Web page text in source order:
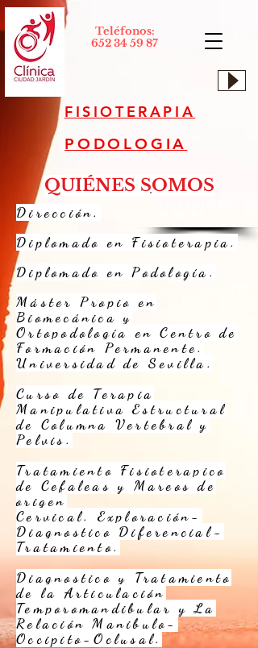
Teléfonos:
652 34 59 87
PODOLOGIA
FISIOTERAPIA
QUIÉNES SOMOS
Dirección.
Diplomado en Fisioterapia.
Diplomado en Podología.
Máster Propio en
Biomecánica y
Ortopodología en Centro de
Formación Permanente.
Universidad de Sevilla.
Curso de Terapia
Manipulativa Estructural
de Columna Vertebral y
Pelvis.
Tratamiento Fisioterapico
de Cefaleas y Mareos de
origen
Cervical. Exploración-
Diagnostico Diferencial-
Tratamiento.
Diagnostico y Tratamiento
de la Articulación
Temporomandibular y La
Relación Manibulo-
Occipito-Oclusal.